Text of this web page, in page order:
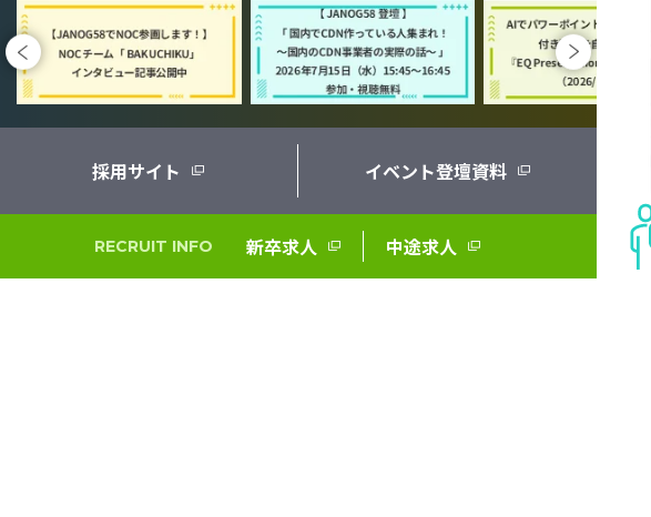
採用サイト イベント登壇資料
RECRUIT INFO 新卒求人 中途求人